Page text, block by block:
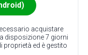
acquistare
disposizione 7 giorni
proprietà ed è gestito